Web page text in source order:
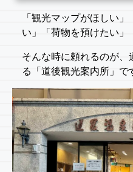
「観光マップがほしい
い」「荷物を預けたい」
そんな時に頼れるのが、
る「道後観光案内所」で